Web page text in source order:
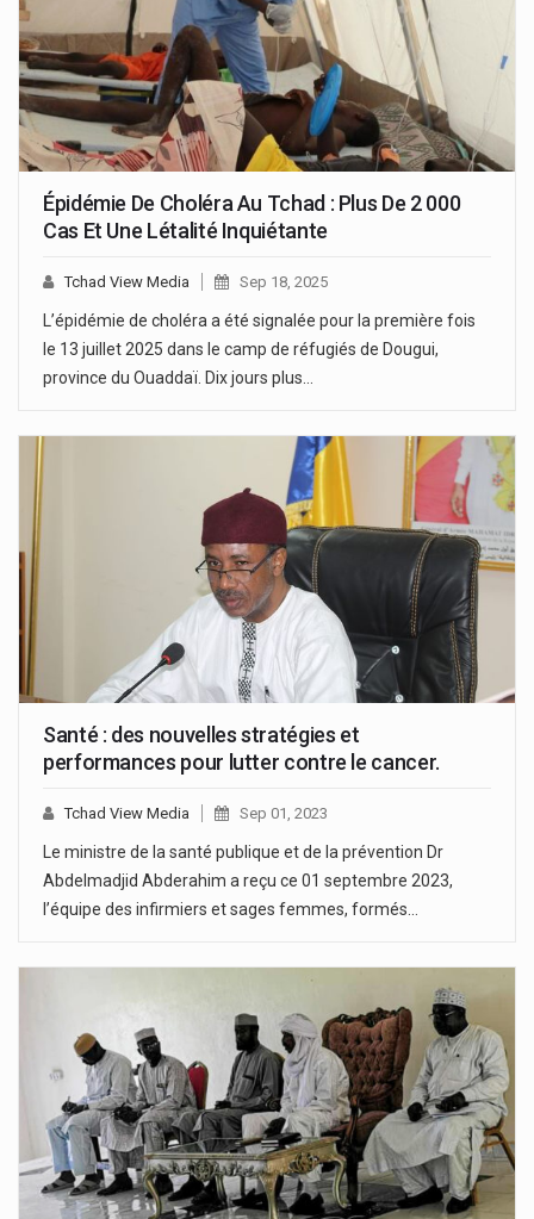
Épidémie De Choléra Au Tchad : Plus De 2 000
Cas Et Une Létalité Inquiétante
Tchad View Media Sep 18, 2025
L’épidémie de choléra a été signalée pour la première fois
le 13 juillet 2025 dans le camp de réfugiés de Dougui,
province du Ouaddaï. Dix jours plus…
Santé : des nouvelles stratégies et
performances pour lutter contre le cancer.
Tchad View Media Sep 01, 2023
Le ministre de la santé publique et de la prévention Dr
Abdelmadjid Abderahim a reçu ce 01 septembre 2023,
l’équipe des infirmiers et sages femmes, formés…